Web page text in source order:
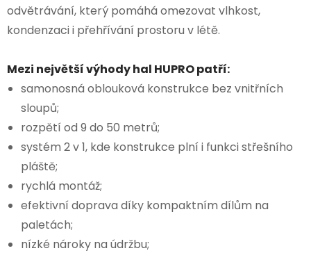
odvětrávání, který pomáhá omezovat vlhkost,
kondenzaci i přehřívání prostoru v létě.
Mezi největší výhody hal HUPRO patří:
samonosná oblouková konstrukce bez vnitřních
sloupů;
rozpětí od 9 do 50 metrů;
systém 2 v 1, kde konstrukce plní i funkci střešního
pláště;
rychlá montáž;
efektivní doprava díky kompaktním dílům na
paletách;
nízké nároky na údržbu;